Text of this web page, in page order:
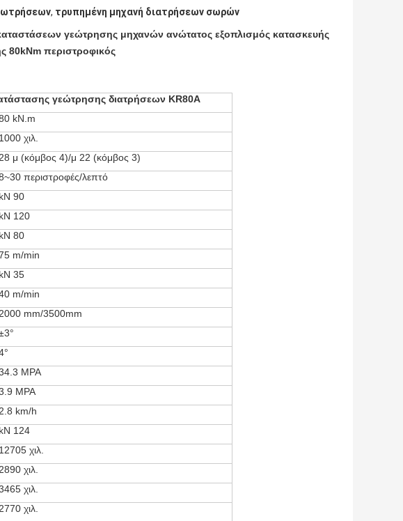
, τρυπημένη μηχανή διατρήσεων σωρών
γεώτρησης μηχανών ανώτατος εξοπλισμός κατασκευής
80kNm περιστροφικός
γεώτρησης διατρήσεων KR80A
kN.m
1000 χιλ.
28 μ (κόμβος 4)/μ 22 (κόμβος 3)
περιστροφές/λεπτό
kN 90
kN 120
kN 80
m/min
kN 35
m/min
2000 mm/3500mm
MPA
MPA
2.8 km/h
kN 124
12705 χιλ.
2890 χιλ.
χιλ.
2770 χιλ.